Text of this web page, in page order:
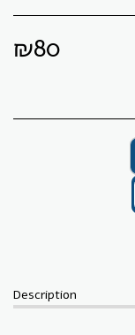
₪80
Description